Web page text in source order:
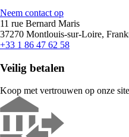
Neem contact op
11 rue Bernard Maris
37270 Montlouis-sur-Loire,
+33 1 86 47 62 58
Veilig betalen
Koop met vertrouwen op onze site